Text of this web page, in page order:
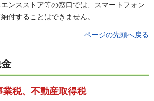
ンスストア等の窓口では、スマートフォン
付することはできません。
ページの先頭へ戻る
業税、不動産取得税